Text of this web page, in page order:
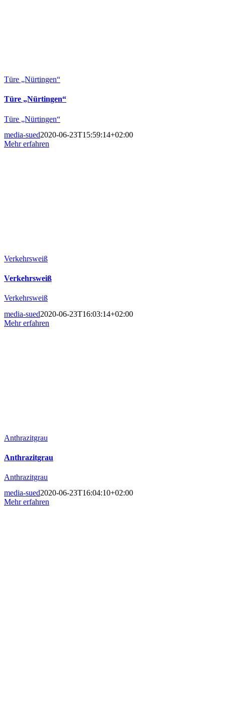
Türe „Nürtingen“
Türe „Nürtingen“
Türe „Nürtingen“
media-sued2020-06-23T15:59:14+02:00
Mehr erfahren
Verkehrsweiß
Verkehrsweiß
Verkehrsweiß
media-sued2020-06-23T16:03:14+02:00
Mehr erfahren
Anthrazitgrau
Anthrazitgrau
Anthrazitgrau
media-sued2020-06-23T16:04:10+02:00
Mehr erfahren